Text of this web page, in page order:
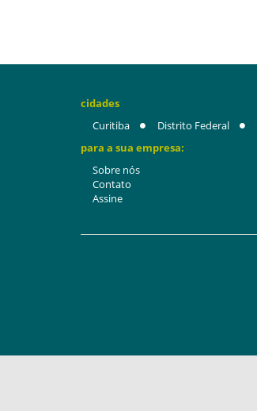
cidades
Curitiba
Distrito Federal
para a sua empresa:
Sobre nós
Contato
Assine